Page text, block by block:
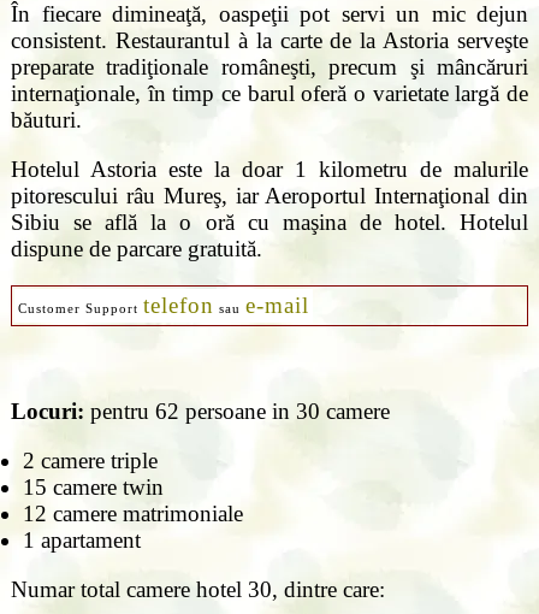
În fiecare dimineaţă, oaspeţii pot servi un mic dejun
consistent. Restaurantul à la carte de la Astoria serveşte
preparate tradiţionale româneşti, precum şi mâncăruri
internaţionale, în timp ce barul oferă o varietate largă de
băuturi.
Hotelul Astoria este la doar 1 kilometru de malurile
pitorescului râu Mureş, iar Aeroportul Internaţional din
Sibiu se află la o oră cu maşina de hotel. Hotelul
dispune de parcare gratuită.
Customer Support telefon sau e-mail
Locuri: pentru 62 persoane in 30 camere
2 camere triple
15 camere twin
12 camere matrimoniale
1 apartament
Numar total camere hotel 30, dintre care: